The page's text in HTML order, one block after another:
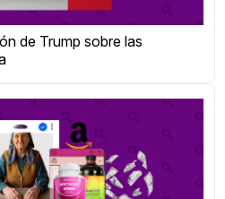
de Trump sobre las